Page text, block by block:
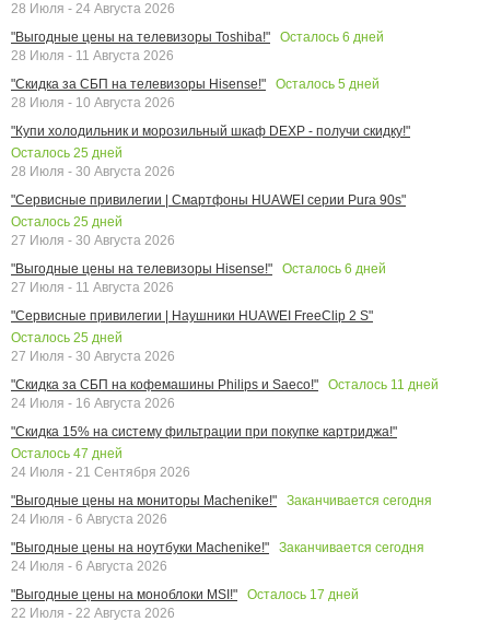
28 Июля - 24 Августа 2026
"Выгодные цены на телевизоры Toshiba!"
Осталось 6 дней
28 Июля - 11 Августа 2026
"Скидка за СБП на телевизоры Hisense!"
Осталось 5 дней
28 Июля - 10 Августа 2026
"Купи холодильник и морозильный шкаф DEXP - получи скидку!"
Осталось 25 дней
28 Июля - 30 Августа 2026
"Сервисные привилегии | Смартфоны HUAWEI серии Pura 90s"
Осталось 25 дней
27 Июля - 30 Августа 2026
"Выгодные цены на телевизоры Hisense!"
Осталось 6 дней
27 Июля - 11 Августа 2026
"Сервисные привилегии | Наушники HUAWEI FreeClip 2 S"
Осталось 25 дней
27 Июля - 30 Августа 2026
"Скидка за СБП на кофемашины Philips и Saeco!"
Осталось 11 дней
24 Июля - 16 Августа 2026
"Скидка 15% на систему фильтрации при покупке картриджа!"
Осталось 47 дней
24 Июля - 21 Сентября 2026
"Выгодные цены на мониторы Machenike!"
Заканчивается сегодня
24 Июля - 6 Августа 2026
"Выгодные цены на ноутбуки Machenike!"
Заканчивается сегодня
24 Июля - 6 Августа 2026
"Выгодные цены на моноблоки MSI!"
Осталось 17 дней
22 Июля - 22 Августа 2026